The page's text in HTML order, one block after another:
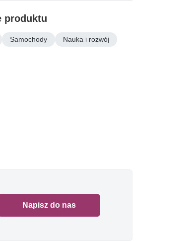
produktu
Samochody Nauka i rozwój
Napisz do nas